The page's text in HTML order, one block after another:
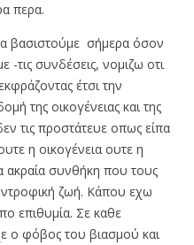
περα.
βασιστούμε σήμερα όσον
τις συνδέσεις, νομιζω οτι
έτσι την
της οικογένειας και της
τις προστάτευε οπως είπα
η οικογένεια ουτε η
ακραία συνθήκη που τους
ζωή. Κάπου εχω
επιθυμία. Σε καθε
ο φόβος του βιασμού και